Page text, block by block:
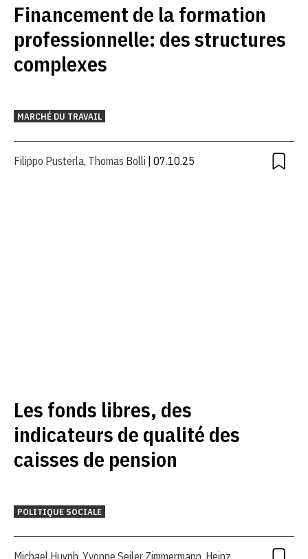
Financement de la formation
professionnelle: des structures
complexes
MARCHÉ DU TRAVAIL
Filippo Pusterla, Thomas Bolli | 07.10.25
Les fonds libres, des
indicateurs de qualité des
caisses de pension
POLITIQUE SOCIALE